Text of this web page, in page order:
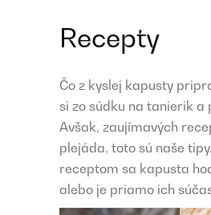
Recepty
Čo z kyslej kapusty
si zo súdku na tanierik a
Avšak, zaujímavých
plejáda, toto sú naše
receptom sa kapusta
alebo je priamo ich